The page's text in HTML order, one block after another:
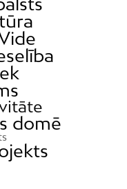
domē